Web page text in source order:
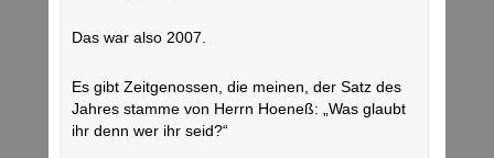
Das war also 2007.
Es gibt Zeitgenossen, die meinen, der Satz des
Jahres stamme von Herrn Hoeneß: „Was glaubt
ihr denn wer ihr seid?“